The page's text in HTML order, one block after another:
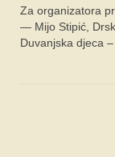
Za organizatora
— Mijo Stipić,
Duvanjska djeca